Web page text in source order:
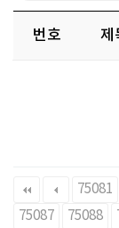
번호 제
75081
75087
75088